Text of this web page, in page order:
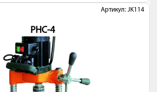
Артикул: JK114
PHC-4